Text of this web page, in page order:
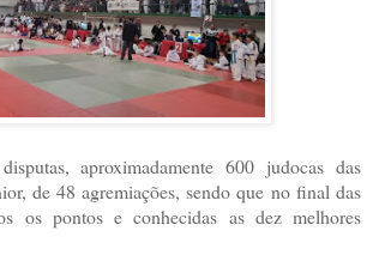
aproximadamente 600 judocas das
de 48 agremiações, sendo que no final das
os pontos e conhecidas as dez melhores